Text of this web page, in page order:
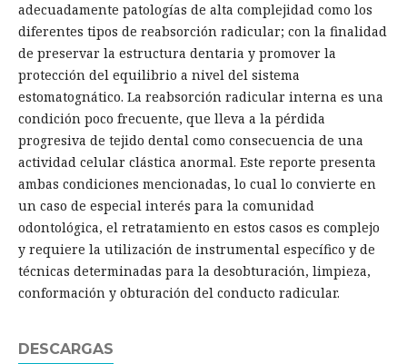
adecuadamente patologías de alta complejidad como los
diferentes tipos de reabsorción radicular; con la finalidad
de preservar la estructura dentaria y promover la
protección del equilibrio a nivel del sistema
estomatognático. La reabsorción radicular interna es una
condición poco frecuente, que lleva a la pérdida
progresiva de tejido dental como consecuencia de una
actividad celular clástica anormal. Este reporte presenta
ambas condiciones mencionadas, lo cual lo convierte en
un caso de especial interés para la comunidad
odontológica, el retratamiento en estos casos es complejo
y requiere la utilización de instrumental específico y de
técnicas determinadas para la desobturación, limpieza,
conformación y obturación del conducto radicular.
DESCARGAS